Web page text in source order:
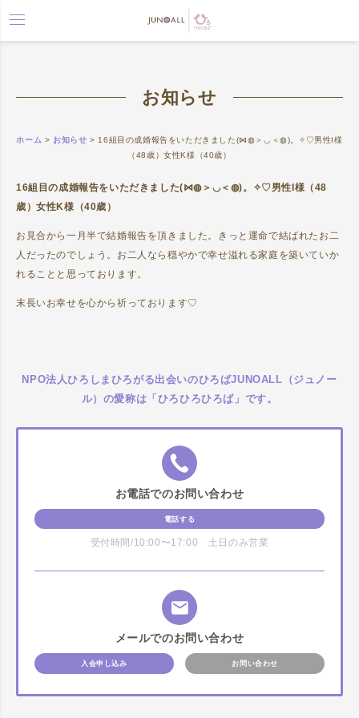
toggle
navigation
お知らせ
ホーム > お知らせ > 16組目の成婚報告をいただきました(⋈◍＞◡＜◍)。✧♡男性I様
（48歳）女性K様（40歳）
16組目の成婚報告をいただきました(⋈◍＞◡＜◍)。✧♡男性I様（48
歳）女性K様（40歳）
お見合から一月半で結婚報告を頂きました。きっと運命で結ばれたお二
人だったのでしょう。お二人なら穏やかで幸せ溢れる家庭を築いていか
れることと思っております。
末長いお幸せを心から祈っております♡
NPO法人ひろしまひろがる出会いのひろばJUNOALL（ジュノー
ル）の愛称は「ひろひろひろば」です。
お電話でのお問い合わせ
電話する
受付時間/10:00〜17:00 土日のみ営業
メールでのお問い合わせ
入会申し込み お問い合わせ